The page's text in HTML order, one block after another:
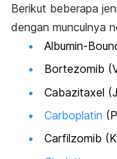
Berikut beberapa
dengan munculnya
Albumin-
Bortezomib
Cabazitaxel
Carboplatin
Carfilzomib